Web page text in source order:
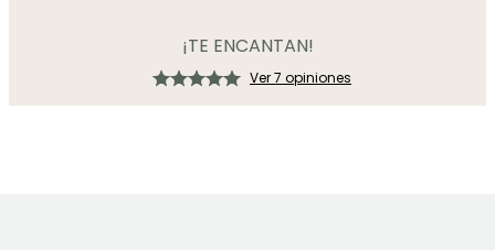
¡TE ENCANTAN!
Ver 7 opiniones